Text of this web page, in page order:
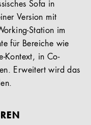
Sofa in
Version mit
Station im
für Bereiche wie
Kontext, in Co-
Erweitert wird das